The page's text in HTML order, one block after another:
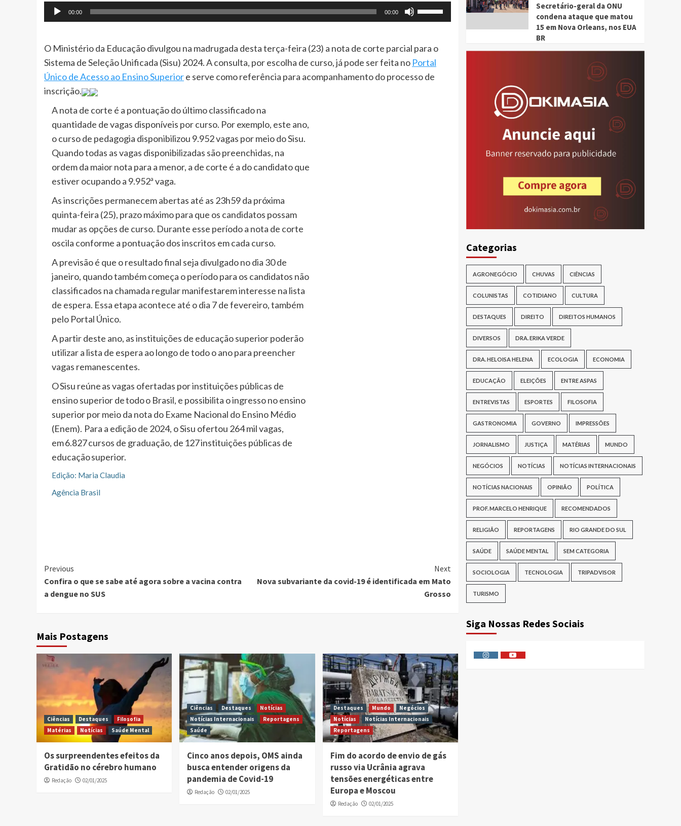
00:00 00:00
Use
as
para
cima
ou
O Ministério da Educação divulgou na madrugada desta terça-feira (23) a nota de corte parcial para o
Sistema de Seleção Unificada (Sisu) 2024. A consulta, por escolha de curso, já pode ser feita no Portal
Único de Acesso ao Ensino Superiore serve como referência para acompanhamento do processo de
inscrição.
A nota de corte é a pontuação do último classificado na
quantidade de vagas disponíveis por curso. Por exemplo, este ano,
o curso de pedagogia disponibilizou 9.952 vagas por meio do Sisu.
Quando todas as vagas disponibilizadas são preenchidas, na
ordem da maior nota para a menor, a de corte é a do candidato que
estiver ocupando a 9.952ª vaga.
As inscrições permanecem abertas até as 23h59 da próxima
quinta-feira (25), prazo máximo para que os candidatos possam
mudar as opções de curso. Durante esse período a nota de corte
oscila conforme a pontuação dos inscritos em cada curso.
A previsão é que o resultado final seja divulgado no dia 30 de
janeiro, quando também começa o período para os candidatos não
classificados na chamada regular manifestarem interesse na lista
de espera. Essa etapa acontece até o dia 7 de fevereiro, também
pelo Portal Único.
A partir deste ano, as instituições de educação superior poderão
utilizar a lista de espera ao longo de todo o ano para preencher
vagas remanescentes.
O Sisu reúne as vagas ofertadas por instituições públicas de
ensino superior de todo o Brasil, e possibilita o ingresso no ensino
superior por meio da nota do Exame Nacional do Ensino Médio
(Enem). Para a edição de 2024, o Sisu ofertou 264 mil vagas,
em 6.827 cursos de graduação, de 127 instituições públicas de
educação superior.
Edição: Maria Claudia
Agência Brasil
Continue
Reading
Previous
Confira o que se sabe até agora sobre a vacina contra
a dengue no SUS
Next
Nova subvariante da covid-19 é identificada em Mato
Grosso
Mais Postagens
Ciências Destaques
Filosofia
Matérias
Notícias Saúde Mental
Os surpreendentes efeitos da
Gratidão no cérebro humano
Redação 02/01/2025
Ciências Destaques
Notícias
Notícias Internacionais
Reportagens
Saúde
Cinco anos depois, OMS ainda
busca entender origens da
pandemia de Covid-19
Redação 02/01/2025
Destaques Mundo
Negócios
Notícias
Notícias Internacionais
Reportagens
Fim do acordo de envio de gás
russo via Ucrânia agrava
tensões energéticas entre
Europa e Moscou
Redação 02/01/2025
Secretário-geral da ONU
condena ataque que matou
15 em Nova Orleans, nos EUA
BR
Categorias
AGRONEGÓCIO CHUVAS CIÊNCIAS
COLUNISTAS COTIDIANO CULTURA
DESTAQUES DIREITO DIREITOS HUMANOS
DIVERSOS DRA. ERIKA VERDE
DRA. HELOISA HELENA ECOLOGIA ECONOMIA
EDUCAÇÃO ELEIÇÕES ENTRE ASPAS
ENTREVISTAS ESPORTES FILOSOFIA
GASTRONOMIA GOVERNO IMPRESSÕES
JORNALISMO JUSTIÇA MATÉRIAS MUNDO
NEGÓCIOS NOTÍCIAS NOTÍCIAS INTERNACIONAIS
NOTÍCIAS NACIONAIS OPINIÃO POLÍTICA
PROF. MARCELO HENRIQUE RECOMENDADOS
RELIGIÃO REPORTAGENS RIO GRANDE DO SUL
SAÚDE SAÚDE MENTAL SEM CATEGORIA
SOCIOLOGIA TECNOLOGIA TRIPADVISOR
TURISMO
Siga Nossas Redes Sociais
InstagramYoutube